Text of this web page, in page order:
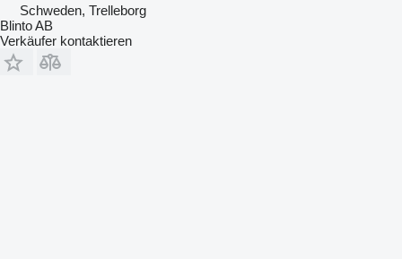
Schweden, Trelleborg
Blinto AB
Verkäufer kontaktieren